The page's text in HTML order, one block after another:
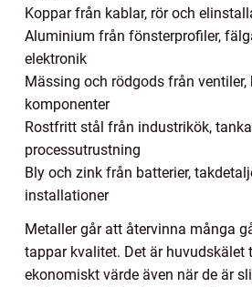
Koppar från kablar, rör och
Aluminium från fönsterprofiler,
elektronik
Mässing och rödgods från ventiler,
komponenter
Rostfritt stål från industrikök,
processutrustning
Bly och zink från batterier,
installationer
Metaller går att återvinna många
tappar kvalitet. Det är huvudskälet
ekonomiskt värde även när de är